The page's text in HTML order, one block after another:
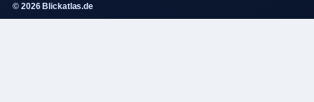
© 2026 Blickatlas.de